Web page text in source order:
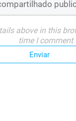
above in this
time I comment
Enviar